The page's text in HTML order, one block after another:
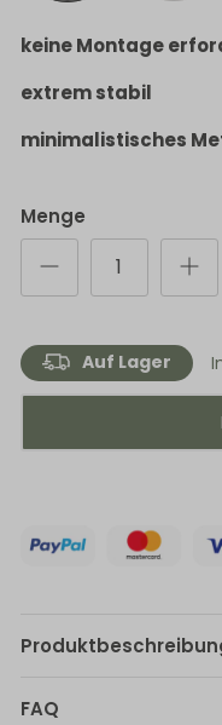
Schwarz
Weiß
keine Montage
extrem stabil
minimalistisches
Menge
Auf Lager
FAQ